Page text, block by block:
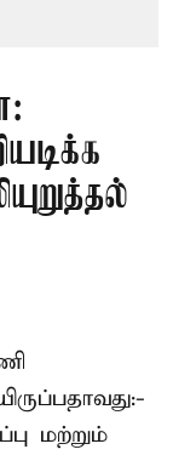
மற்றும்